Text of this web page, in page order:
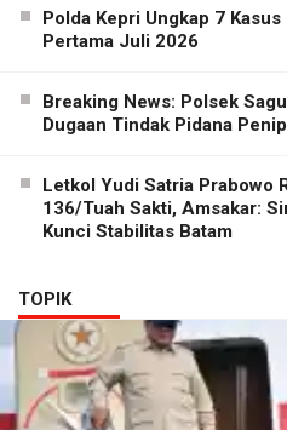
Polda Kepri Ungkap 7
Pertama Juli 2026
Breaking News: Polsek
Dugaan Tindak Pidana
Letkol Yudi Satria Prabowo
136/Tuah Sakti, Amsakar:
Kunci Stabilitas Batam
TOPIK